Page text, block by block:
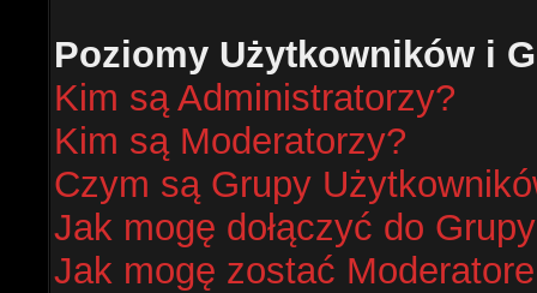
Poziomy Użytkowników i
Kim są Administratorzy?
Kim są Moderatorzy?
Czym są Grupy
Jak mogę dołączyć do
Jak mogę zostać